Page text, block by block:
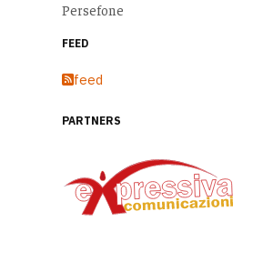
Persefone
FEED
feed
PARTNERS